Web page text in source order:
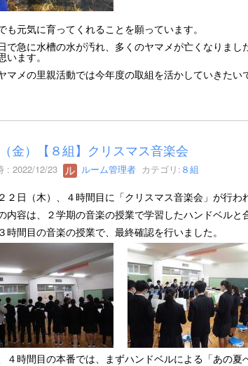
も元気に育ってくれることを願っています。
で急に水槽の水が汚れ、多くのヤマメが亡くなりま
います。
マメの里親活動では今年度の取組を活かしていきたい
金）【８組】クリスマス音楽会
: 2022/12/23 ルーム管理者カテゴリ: ８組
２日（木）、４時間目に「クリスマス音楽会」が行わ
内容は、２学期の音楽の授業で学習したハンドベルと
時間目の音楽の授業で、最終確認を行いました。
４時間目の本番では、まずハンドベルによる「あの夏